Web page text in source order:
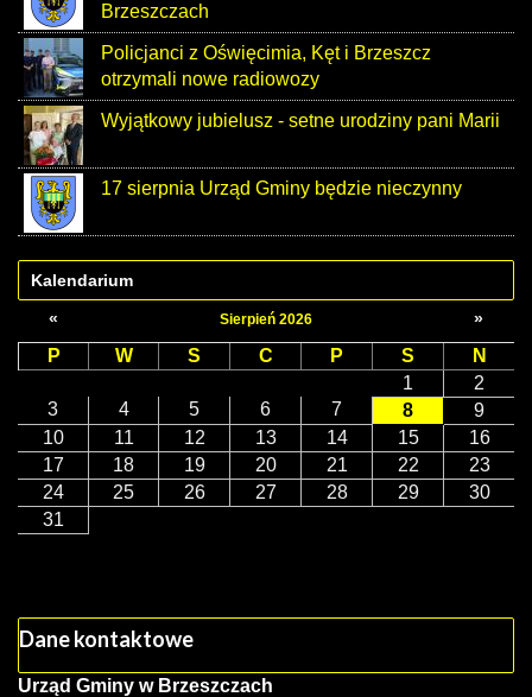
Brzeszczach
Policjanci z Oświęcimia, Kęt i Brzeszcz
otrzymali nowe radiowozy
Wyjątkowy jubielusz - setne urodziny pani Marii
17 sierpnia Urząd Gminy będzie nieczynny
Kalendarium
«
Sierpień 2026 »
P W S C P S
N
1
2
3
4 5 6 7 8
9
10
11 12 13 14 15
16
17
18 19 20 21 22
23
24
25 26 27 28 29
30
31
Dane kontaktowe
Urząd Gminy w Brzeszczach